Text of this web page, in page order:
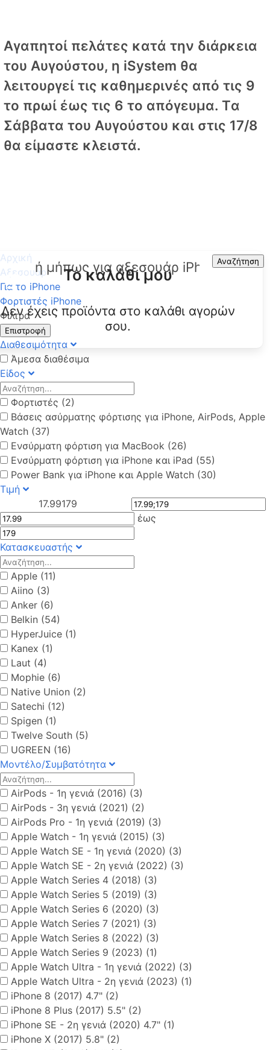
Αγαπητοί πελάτες κατά την διάρκεια
του Αυγούστου, η iSystem θα
λειτουργεί τις καθημερινές από τις 9
το πρωί έως τις 6 το απόγευμα. Tα
Σάββατα του Αυγούστου και στις 17/8
θα είμαστε κλειστά.
Αναζήτηση
Το καλάθι μου
Δεν έχεις προϊόντα στο καλάθι αγορών
σου.
Αρχική
Αξεσουάρ
Για το iPhone
Φορτιστές iPhone
Φίλτρα
Επιστροφή
Διαθεσιμότητα
Άμεσα διαθέσιμα
Είδος
Φορτιστές (2)
Βάσεις ασύρματης φόρτισης για iPhone, AirPods, Apple
Watch (37)
Ενσύρματη φόρτιση για MacBook (26)
Ενσύρματη φόρτιση για iPhone και iPad (55)
Power Bank για iPhone και Apple Watch (30)
Τιμή
17.99179
έως
Κατασκευαστής
Apple (11)
Aiino (3)
Anker (6)
Belkin (54)
HyperJuice (1)
Kanex (1)
Laut (4)
Mophie (6)
Native Union (2)
Satechi (12)
Spigen (1)
Twelve South (5)
UGREEN (16)
Μοντέλο/Συμβατότητα
AirPods - 1η γενιά (2016) (3)
AirPods - 3η γενιά (2021) (2)
AirPods Pro - 1η γενιά (2019) (3)
Apple Watch - 1η γενιά (2015) (3)
Apple Watch SE - 1η γενιά (2020) (3)
Apple Watch SE - 2η γενιά (2022) (3)
Apple Watch Series 4 (2018) (3)
Apple Watch Series 5 (2019) (3)
Apple Watch Series 6 (2020) (3)
Apple Watch Series 7 (2021) (3)
Apple Watch Series 8 (2022) (3)
Apple Watch Series 9 (2023) (1)
Apple Watch Ultra - 1η γενιά (2022) (3)
Apple Watch Ultra - 2η γενιά (2023) (1)
iPhone 8 (2017) 4.7" (2)
iPhone 8 Plus (2017) 5.5" (2)
iPhone SE - 2η γενιά (2020) 4.7" (1)
iPhone X (2017) 5.8" (2)